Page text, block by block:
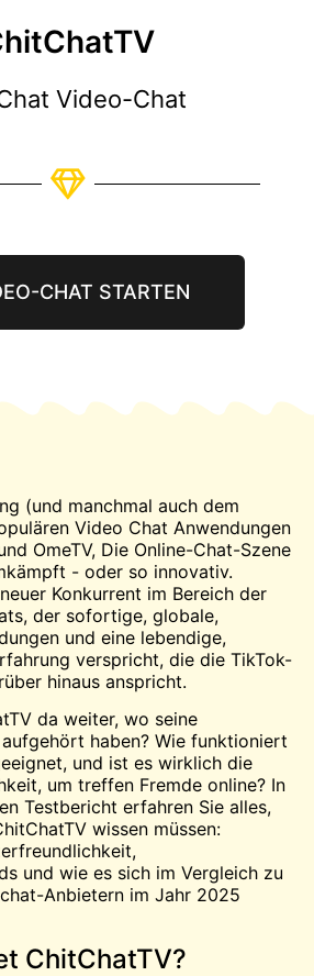
Video-Chat
CHAT STARTEN
(und manchmal auch dem
Video Chat Anwendungen
OmeTV, Die Online-Chat-Szene
- oder so innovativ.
Konkurrent im Bereich der
der sofortige, globale,
und eine lebendige,
verspricht, die die TikTok-
hinaus anspricht.
da weiter, wo seine
haben? Wie funktioniert
und ist es wirklich die
um treffen Fremde online? In
Testbericht erfahren Sie alles,
wissen müssen:
und wie es sich im Vergleich zu
Anbietern im Jahr 2025
ChitChatTV?